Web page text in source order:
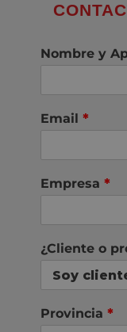
Nombre y
Email *
Empresa *
¿Cliente o
Provincia *